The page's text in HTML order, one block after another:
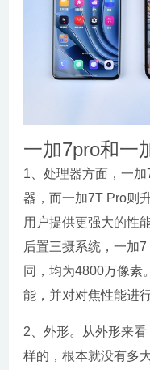
一加7pro和一
1、处理器方面，一
器，而一加7T Pro则
用户提供更强大的性
后置三摄系统，一加
同，均为4800万像素
能，并对对焦性能进
2、外形。从外形来
样的，根本就没有多